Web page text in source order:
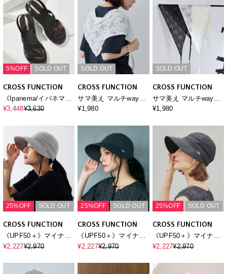
5%OFF SOLD OUT
CROSS FUNCTION
《Ipanema/イパネマ》
VIRBANT SANDAL
¥3,448¥3,630
SOLD OUT
CROSS FUNCTION
サマ美え マルチwayレ
ースバブーシュカ
¥1,980
SOLD OUT
CROSS FUNCTION
サマ美え マルチwayレ
ースバブーシュカ
¥1,980
25%OFF SOLD OUT
CROSS FUNCTION
《UPF50＋》マイナス
TEN ジョッキーキャッ
¥2,227¥2,970
25%OFF SOLD OUT
CROSS FUNCTION
《UPF50＋》マイナス
TEN ジョッキーキャッ
¥2,227¥2,970
25%OFF SOLD OUT
CROSS FUNCTION
《UPF50＋》マイナス
TEN ジョッキーキャッ
¥2,227¥2,970